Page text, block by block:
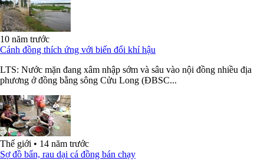
10 năm trước
Cánh đồng thích ứng với biến đổi khí hậu
LTS: Nước mặn đang xâm nhập sớm và sâu vào nội đồng nhiều địa
phương ở đồng bằng sông Cửu Long (ĐBSC...
Thế giới • 14 năm trước
Sợ đồ bẩn, rau dại cá đồng bán chạy